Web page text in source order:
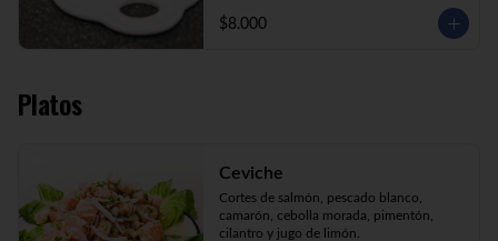
$8.000
Platos
Ceviche
Cortes de salmón, pescado blanco,
camarón, cebolla morada, pimentón,
cilantro y jugo de limón.